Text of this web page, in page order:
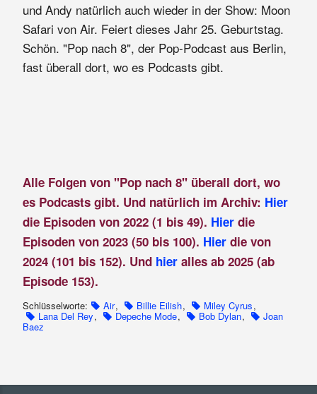
und Andy natürlich auch wieder in der Show: Moon
Safari von Air. Feiert dieses Jahr 25. Geburtstag.
Schön. "Pop nach 8", der Pop-Podcast aus Berlin,
fast überall dort, wo es Podcasts gibt.
Alle Folgen von "Pop nach 8" überall dort, wo
es Podcasts gibt. Und natürlich im Archiv: Hier
die Episoden von 2022 (1 bis 49). Hierdie
Episoden von 2023 (50 bis 100). Hier die von
2024 (101 bis 152). Und hier alles ab 2025 (ab
Episode 153).
Schlüsselworte: Air, Billie Eilish, Miley Cyrus,
Lana Del Rey, Depeche Mode, Bob Dylan, Joan
Baez